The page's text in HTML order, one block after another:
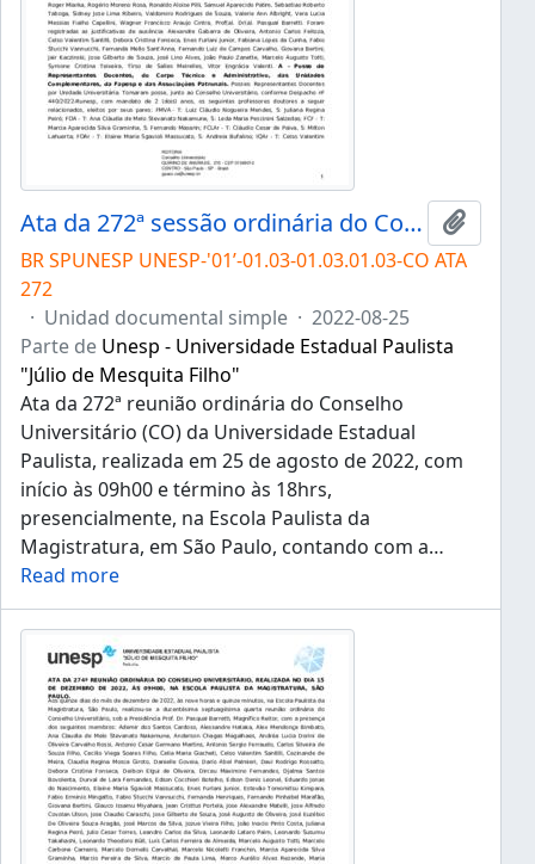
Ata da 272ª sessão ordinária do Conselho Universitário da Unesp de 25/08/2022
Añadir
BR SPUNESP UNESP-'01’-01.03-01.03.01.03-CO ATA
272
· Unidad documental simple · 2022-08-25
Parte de Unesp - Universidade Estadual Paulista
"Júlio de Mesquita Filho"
Ata da 272ª reunião ordinária do Conselho
Universitário (CO) da Universidade Estadual
Paulista, realizada em 25 de agosto de 2022, com
início às 09h00 e término às 18hrs,
presencialmente, na Escola Paulista da
Magistratura, em São Paulo, contando com a…
Read more